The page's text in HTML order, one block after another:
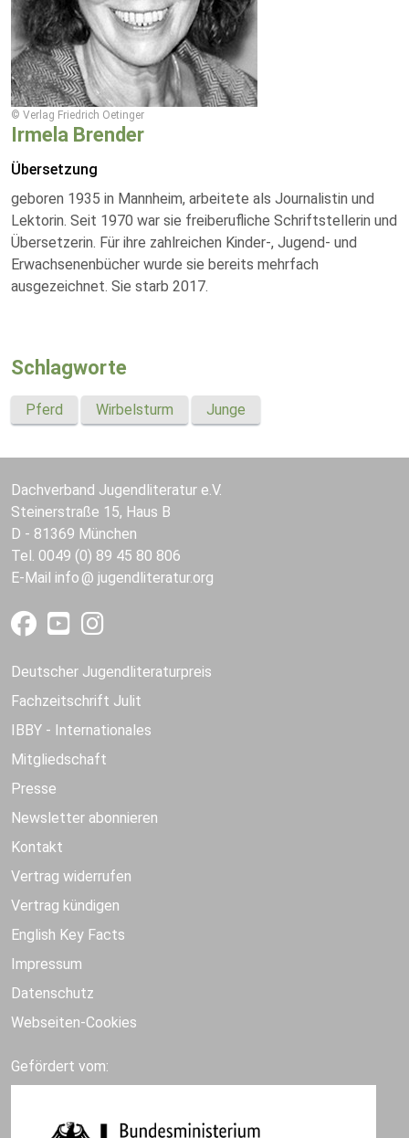
© Verlag Friedrich Oetinger
Irmela Brender
Übersetzung
geboren 1935 in Mannheim, arbeitete als Journalistin und
Lektorin. Seit 1970 war sie freiberufliche Schriftstellerin und
Übersetzerin. Für ihre zahlreichen Kinder-, Jugend- und
Erwachsenenbücher wurde sie bereits mehrfach
ausgezeichnet. Sie starb 2017.
Schlagworte
Pferd Wirbelsturm Junge
Dachverband Jugendliteratur e.V.
Steinerstraße 15, Haus B
D - 81369 München
Tel. 0049 (0) 89 45 80 806
E-Mail info jugendliteratur.org
Deutscher Jugendliteraturpreis
Fachzeitschrift Julit
IBBY - Internationales
Mitgliedschaft
Presse
Newsletter abonnieren
Kontakt
Vertrag widerrufen
Vertrag kündigen
English Key Facts
Impressum
Datenschutz
Webseiten-Cookies
Gefördert vom: